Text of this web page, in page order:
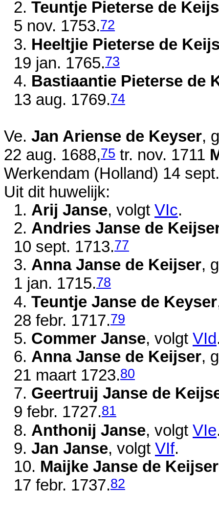
2. Teuntje Pieterse de
5 nov. 1753.72
3. Heeltjie Pieterse de
19 jan. 1765.73
4. Bastiaantie Pieterse de
13 aug. 1769.74
Ve. Jan Ariense de Keyser,
22 aug. 1688,75 tr. nov. 1711
Werkendam (Holland) 14
Uit dit huwelijk:
1. Arij Janse, volgt VIc.
2. Andries Janse de
10 sept. 1713.77
3. Anna Janse de Keijser,
1 jan. 1715.78
4. Teuntje Janse de Keyser
28 febr. 1717.79
5. Commer Janse, volgt VId
6. Anna Janse de Keijser,
21 maart 1723.80
7. Geertruij Janse de
9 febr. 1727.81
8. Anthonij Janse, volgt VIe
9. Jan Janse, volgt VIf.
10. Maijke Janse de Keijser
17 febr. 1737.82